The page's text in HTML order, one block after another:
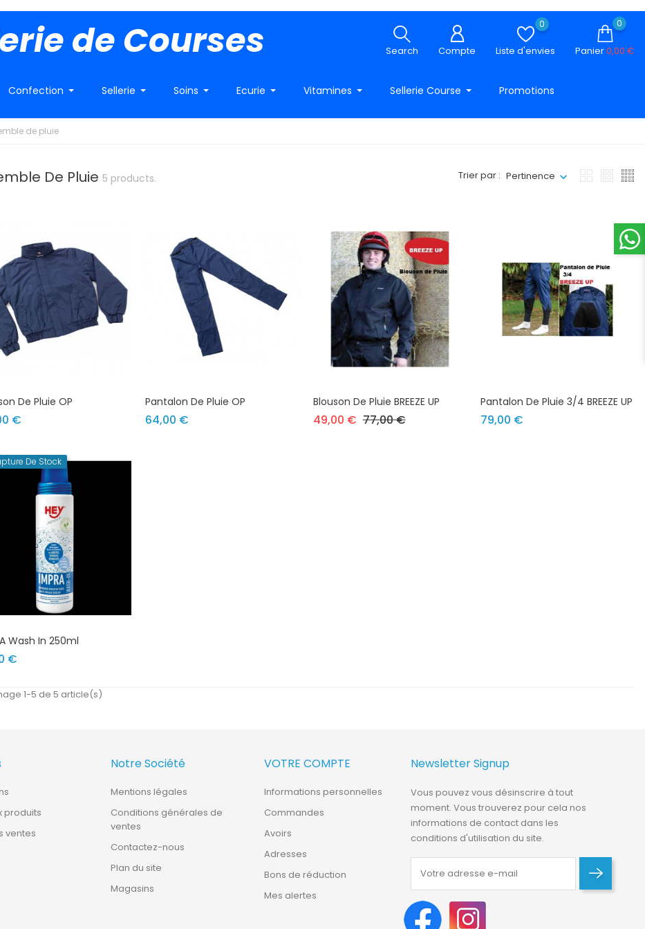
de Courses Search Compte
0
Liste d'envies
0
Panier0,00 €
Confection Sellerie Soins Ecurie Vitamines Sellerie Course Promotions
de pluie
De Pluie 5 products. Trier par : Pertinence
De Pluie OP
€Prix
Pantalon De Pluie OP
64,00 €
Blouson De Pluie BREEZE UP
49,00 € Prix de base
77,00 €Prix
Pantalon De Pluie 3/4 BREEZE UP
79,00 €
De Stock
Wash In 250ml
€Prix
1-5 de 5 article(s)
produits
ventes
Notre Société
Mentions légales
Conditions générales de
ventes
Contactez-nous
Plan du site
Magasins
VOTRE COMPTE
Informations personnelles
Commandes
Avoirs
Adresses
Bons de réduction
Mes alertes
Newsletter Signup
Vous pouvez vous désinscrire à tout
moment. Vous trouverez pour cela nos
informations de contact dans les
conditions d'utilisation du site.